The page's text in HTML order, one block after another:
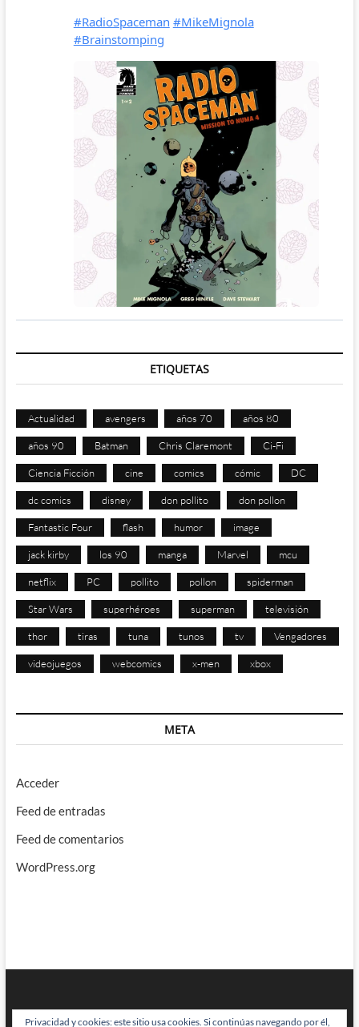
ETIQUETAS
Actualidad avengers años 70 años 80
años 90 Batman Chris Claremont Ci-Fi
Ciencia Ficción cine comics cómic DC
dc comics disney don pollito don pollon
Fantastic Four flash humor image
jack kirby los 90 manga Marvel mcu
netflix PC pollito pollon spiderman
Star Wars superhéroes superman televisión
thor tiras tuna tunos tv Vengadores
videojuegos webcomics x-men xbox
META
Acceder
Feed de entradas
Feed de comentarios
WordPress.org
Privacidad y cookies: este sitio usa cookies. Si continúas navegando por él,